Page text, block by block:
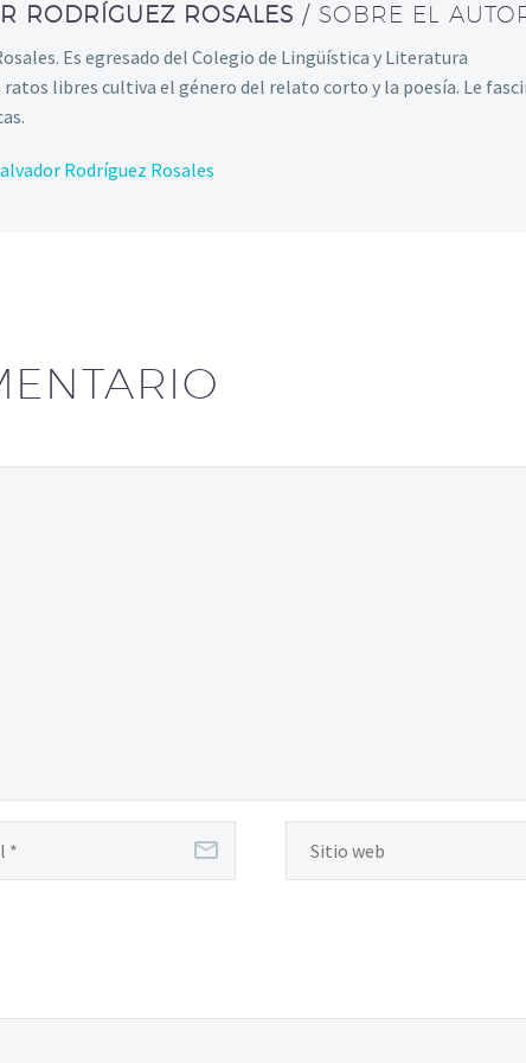
RODRÍGUEZ ROSALES / SOBRE EL
Es egresado del Colegio de Lingüística y Literatura
ratos libres cultiva el género del relato corto y la poesía. Le
Rodríguez Rosales